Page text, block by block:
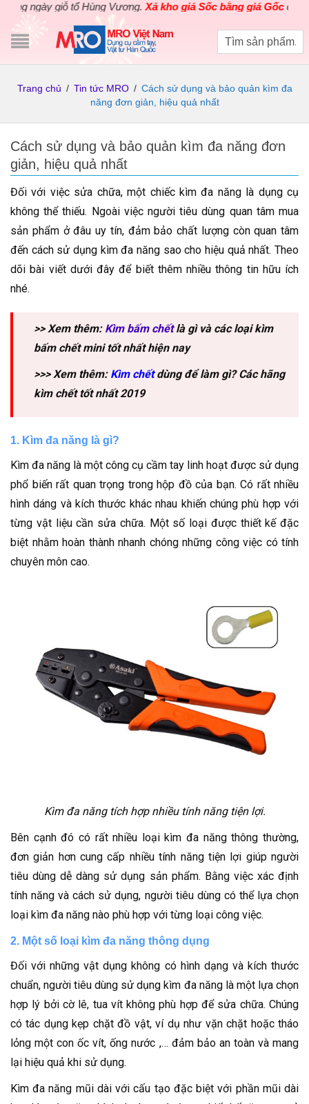
giỗ tổ Hùng Vương.Xả kho giá Sốc bằng giá Gốccho các
Trang chủ / Tin tức MRO / Cách sử dụng và bảo quản kìm đa
năng đơn giản, hiệu quả nhất
Cách sử dụng và bảo quản kìm đa năng đơn
giản, hiệu quả nhất
Đối với việc sửa chữa, một chiếc kìm đa năng là dụng cụ
không thể thiếu. Ngoài việc người tiêu dùng quan tâm mua
sản phẩm ở đâu uy tín, đảm bảo chất lượng còn quan tâm
đến cách sử dụng kìm đa năng sao cho hiệu quả nhất. Theo
dõi bài viết dưới đây để biết thêm nhiều thông tin hữu ích
nhé.
>> Xem thêm: Kìm bấm chếtlà gì và các loại kìm
bấm chết mini tốt nhất hiện nay
>>> Xem thêm: Kìm chếtdùng để làm gì? Các hãng
kìm chết tốt nhất 2019
1. Kìm đa năng là gì?
Kìm đa năng là một công cụ cầm tay linh hoạt được sử dụng
phổ biến rất quan trọng trong hộp đồ của bạn. Có rất nhiều
hình dáng và kích thước khác nhau khiến chúng phù hợp với
từng vật liệu cần sửa chữa. Một số loại được thiết kế đặc
biệt nhằm hoàn thành nhanh chóng những công việc có tính
chuyên môn cao.
Kìm đa năng tích hợp nhiều tính năng tiện lợi.
Bên cạnh đó có rất nhiều loại kìm đa năng thông thường,
đơn giản hơn cung cấp nhiều tính năng tiện lợi giúp người
tiêu dùng dễ dàng sử dụng sản phẩm. Bằng việc xác định
tính năng và cách sử dụng, người tiêu dùng có thể lựa chọn
loại kìm đa năng nào phù hợp với từng loại công việc.
2. Một số loại kìm đa năng thông dụng
Đối với những vật dụng không có hình dạng và kích thước
chuẩn, người tiêu dùng sử dụng kìm đa năng là một lựa chọn
hợp lý bởi cờ lê, tua vít không phù hợp để sửa chữa. Chúng
có tác dụng kẹp chặt đồ vật, ví dụ như vặn chặt hoặc tháo
lỏng một con ốc vít, ống nước ,… đảm bảo an toàn và mang
lại hiệu quả khi sử dụng.
Kìm đa năng mũi dài với cấu tạo đặc biệt với phần mũi dài